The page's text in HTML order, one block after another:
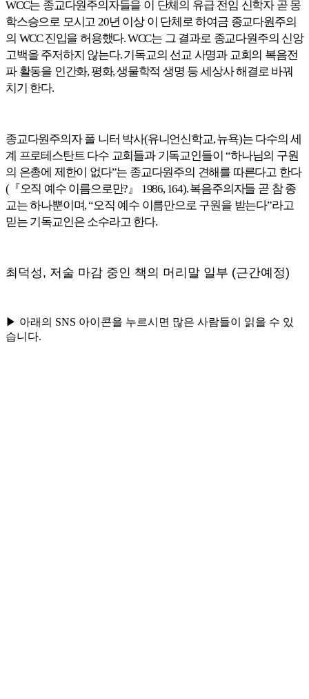
WCC는 종교다원주의자들을 이 단체의 유급 전임 신학자 곧 몽
학스승으로 모시고20년 이상 이 단체로 하여금 종교다원주의
의 WCC진입을 허용했다. WCC는 그 결과로 종교다원주의 신앙
고백을 주저하지 않는다.기독교의 선교 사명과 교회의 복음전
파 활동을 인간화,평화,생물학적 생명 등 세상사 해결로 바꿔
치기 한다.
종교다원주의자 폴 니터 박사(유니언신학교,뉴욕)는 다수의 세
계 프로테스탄트 다수 교회들과 기독교인들이“하나님의 구원
의 은총에 제한이 없다”는 종교다원주의 견해를 따른다고 한다
(『오직 예수 이름으로만?』 1986, 164).복음주의자들 곧 참 종
교는 하나뿐이며, “오직 예수 이름만으로 구원을 받는다”라고
믿는 기독교인은 소수라고 한다.
최덕성, 저술 마감 중인 책의 머리말 일부 (근간예정)
▶ 아래의 SNS 아이콘을 누르시면 많은 사람들이 읽을 수 있
습니다.